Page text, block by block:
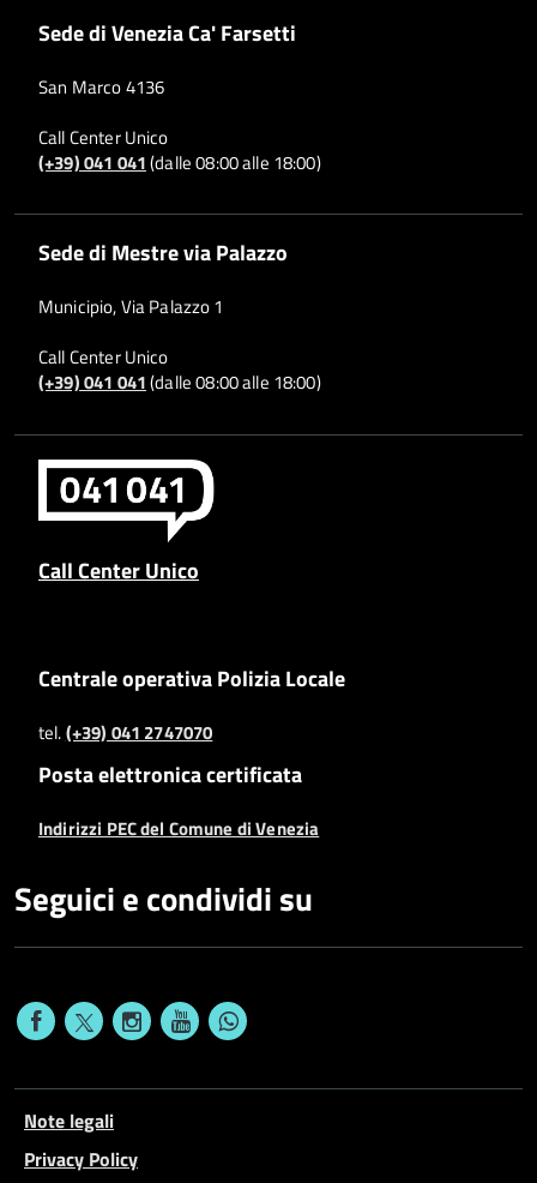
Sede di Venezia Ca' Farsetti
San Marco 4136
Call Center Unico
(+39) 041 041(dalle 08:00 alle 18:00)
Sede di Mestre via Palazzo
Municipio, Via Palazzo 1
Call Center Unico
(+39) 041 041(dalle 08:00 alle 18:00)
Call Center Unico
Centrale operativa Polizia Locale
tel.(+39) 041 2747070
Posta elettronica certificata
Indirizzi PEC del Comune di Venezia
Seguici e condividi su
Note legali
Privacy Policy